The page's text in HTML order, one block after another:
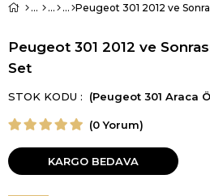
Peugeot 301 2012 ve
Peugeot 301 2012 ve
Set
STOK KODU (Peugeot 301 Araca
(0 Yorum)
KARGO BEDAVA